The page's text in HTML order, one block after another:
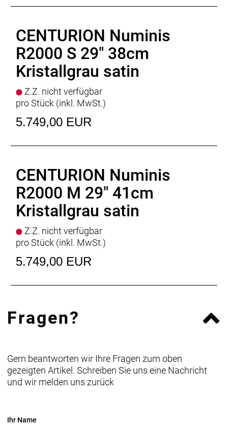
Motor : BOSCH Performance Line CX
Batterie: BOSCH PowerTube 800Wh
Batteriekapazität: 800Wh
Display: BOSCH Kiox 300, BOSCH Mini Remote
: BOSCH Standard Charger * 4 Ampere
Empfehlung Mindest Körpergrösse
Empfehlung Maximal Körpergrösse
Gewicht: 25,2kg
Zulässiges Gesamtgewicht
CENTURION Numinis
R2000 S 29" 38cm
Kristallgrau satin
Z.Z. nicht verfügbar
pro Stück (inkl. MwSt.)
5.749,00 EUR
CENTURION Numinis
R2000 M 29" 41cm
Kristallgrau satin
Z.Z. nicht verfügbar
pro Stück (inkl. MwSt.)
5.749,00 EUR
Fragen?
Gern beantworten wir Ihre Fragen zum oben
gezeigten Artikel. Schreiben Sie uns eine Nachricht
und wir melden uns zurück
Ihr Name